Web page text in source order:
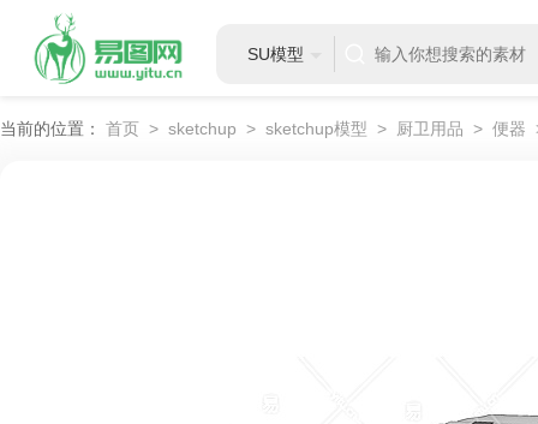
SU模型
当前的位置： 首页 > sketchup > sketchup模型 > 厨卫用品 > 便器